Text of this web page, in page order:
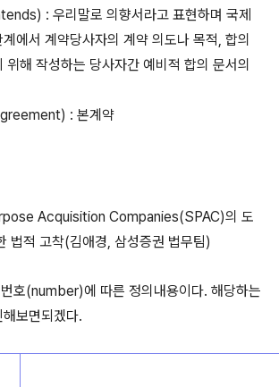
: 우리말로 의향서라고 표현하며 국제
에서 계약당사자의 계약 의도나 목적, 합의
위해 작성하는 당사자간 예비적 합의 문서의
: 본계약
Acquisition Companies(SPAC)의 도
법적 고착(김애경, 삼성증권 법무팀)
호(number)에 따른 정의내용이다. 해당하는
보면되겠다.